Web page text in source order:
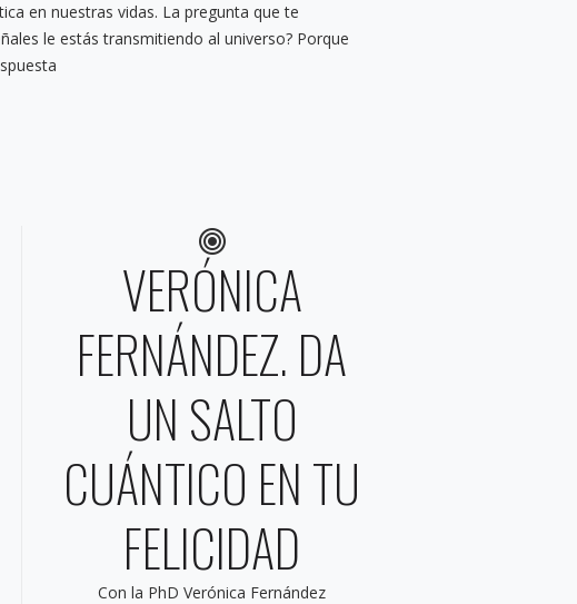
en nuestras vidas. La pregunta que te
le estás transmitiendo al universo? Porque
VERÓNICA
FERNÁNDEZ. DA
UN SALTO
CUÁNTICO EN TU
FELICIDAD
Con la PhD Verónica Fernández